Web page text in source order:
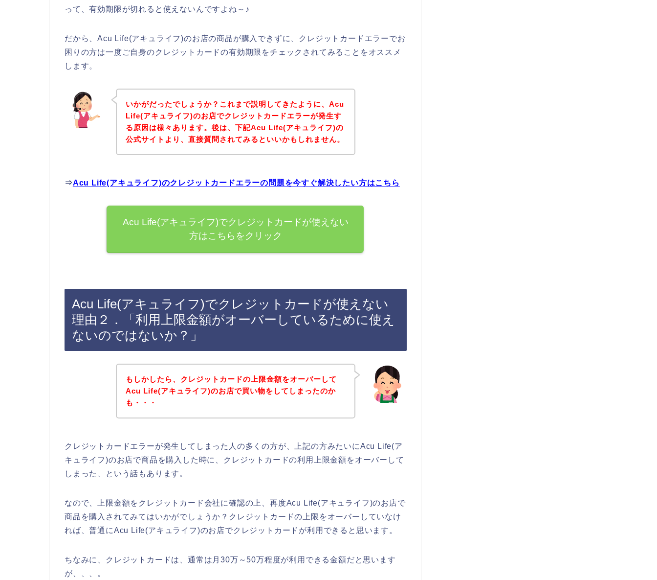
って、有効期限が切れると使えないんですよね～♪
だから、Acu Life(アキュライフ)のお店の商品が購入できずに、クレジットカードエラーでお
困りの方は一度ご自身のクレジットカードの有効期限をチェックされてみることをオススメ
します。
いかがだったでしょうか？これまで説明してきたように、Acu
Life(アキュライフ)のお店でクレジットカードエラーが発生す
る原因は様々あります。後は、下記Acu Life(アキュライフ)の
公式サイトより、直接質問されてみるといいかもしれません。
⇒Acu Life(アキュライフ)のクレジットカードエラーの問題を今すぐ解決したい方はこちら
Acu Life(アキュライフ)でクレジットカードが使えない
方はこちらをクリック
Acu Life(アキュライフ)でクレジットカードが使えない
理由２．「利用上限金額がオーバーしているために使え
ないのではないか？」
もしかしたら、クレジットカードの上限金額をオーバーして
Acu Life(アキュライフ)のお店で買い物をしてしまったのか
も・・・
クレジットカードエラーが発生してしまった人の多くの方が、上記の方みたいにAcu Life(ア
キュライフ)のお店で商品を購入した時に、クレジットカードの利用上限金額をオーバーして
しまった、という話もあります。
なので、上限金額をクレジットカード会社に確認の上、再度Acu Life(アキュライフ)のお店で
商品を購入されてみてはいかがでしょうか？クレジットカードの上限をオーバーしていなけ
れば、普通にAcu Life(アキュライフ)のお店でクレジットカードが利用できると思います。
ちなみに、クレジットカードは、通常は月30万～50万程度が利用できる金額だと思います
が、、、。